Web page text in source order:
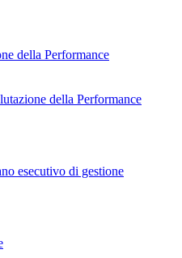
della Performance
della Performance
esecutivo di gestione